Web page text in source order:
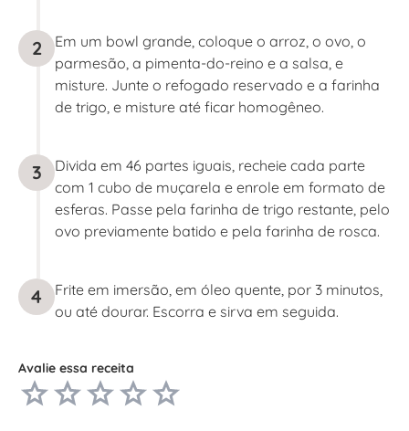
2
Em um bowl grande, coloque o arroz, o ovo, o
parmesão, a pimenta-do-reino e a salsa, e
misture. Junte o refogado reservado e a farinha
de trigo, e misture até ficar homogêneo.
3
Divida em 46 partes iguais, recheie cada parte
com 1 cubo de muçarela e enrole em formato de
esferas. Passe pela farinha de trigo restante, pelo
ovo previamente batido e pela farinha de rosca.
4
Frite em imersão, em óleo quente, por 3 minutos,
ou até dourar. Escorra e sirva em seguida.
Avalie essa receita